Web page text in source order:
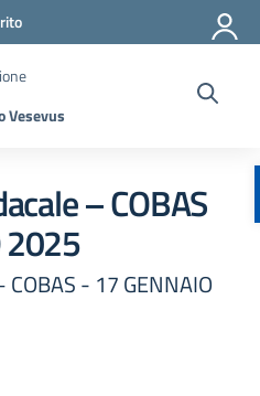
Vesevus
– COBAS
2025
- 17 GENNAIO